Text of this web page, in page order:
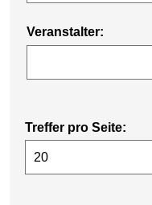
Veranstalter:
Treffer pro Seite: